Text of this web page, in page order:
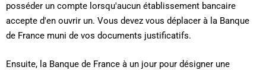
posséder un compte lorsqu'aucun établissement bancaire
accepte d'en ouvrir un. Vous devez vous déplacer à la Banque
de France muni de vos documents justificatifs.
Ensuite, la Banque de France à un jour pour désigner une